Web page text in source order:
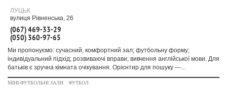
ЛУЦЬК
вулиця Рівненська, 26
(067) 469-33-29
(050) 360-97-65
Ми пропонуємо: сучасний, комфортний зал; футбольну форму;
індивідуальний підхід; розвиваючі вправи; вивчення англійської мови. Для
батьків є зручна кімната очікування. Орієнтир для пошуку —...
МІНІ-ФУТБОЛЬНІ ЗАЛИ ФУТБОЛ